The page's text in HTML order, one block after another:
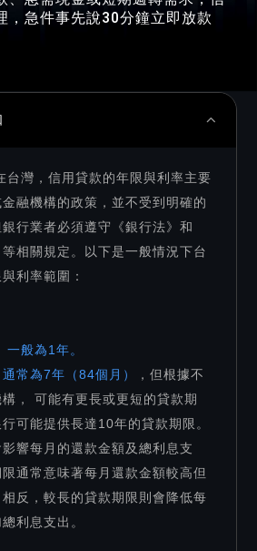
，急件事先說30分鐘立即放款
台灣，信用貸款的年限與利率主要
融機構的政策，並不受到明確的
行業者必須遵守《銀行法》和
等相關規定。以下是一般情況下台
利率範圍：
一般為1年。
通常為7年（84個月）
，但根據不
， 可能有更長或更短的貸款期
可能提供長達10年的貸款期限。
響每月的還款金額及總利息支
通常意味著每月還款金額較高但
反，較長的貸款期限則會降低每
利息支出。